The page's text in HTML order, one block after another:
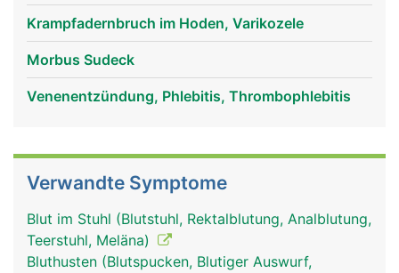
Krampfadernbruch im Hoden, Varikozele
Morbus Sudeck
Venenentzündung, Phlebitis, Thrombophlebitis
Verwandte Symptome
Blut im Stuhl (Blutstuhl, Rektalblutung, Analblutung,
Teerstuhl, Meläna)
Bluthusten (Blutspucken, Blutiger Auswurf,